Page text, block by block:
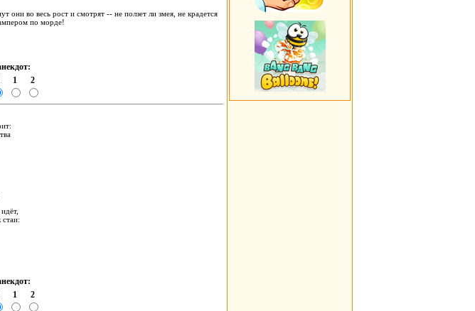
во весь рост и смотрят -- не ползет ли змея, не крадется
по морде!
1 2
1 2